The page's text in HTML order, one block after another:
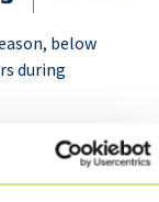
below
during
closed